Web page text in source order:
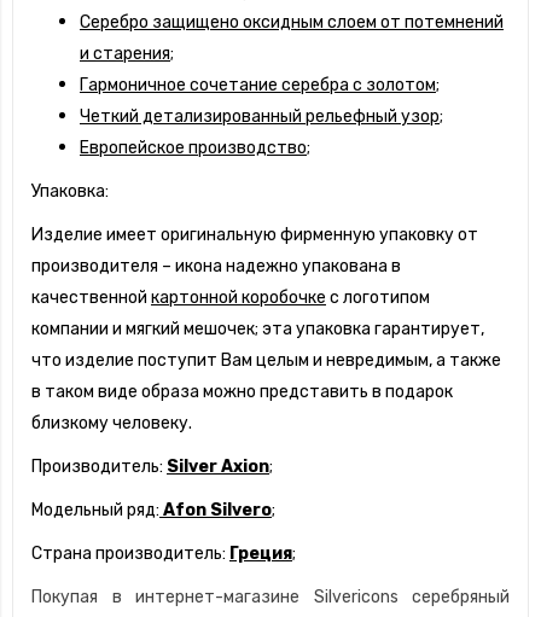
Серебро защищено оксидным слоем от потемнений
и старения;
Гармоничное сочетание серебра с золотом;
Четкий детализированный рельефный узор;
Европейское производство;
Упаковка:
Изделие имеет оригинальную фирменную упаковку от
производителя – икона надежно упакована в
качественной картонной коробочке с логотипом
компании и мягкий мешочек; эта упаковка гарантирует,
что изделие поступит Вам целым и невредимым, а также
в таком виде образа можно представить в подарок
близкому человеку.
Производитель: Silver Axion;
Модельный ряд: Afon Silvero;
Страна производитель: Греция;
Покупая в интернет-магазине Silvericons серебряный